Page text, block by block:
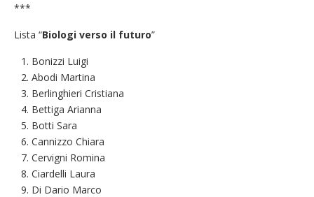
***
Lista “Biologi verso il futuro”
Bonizzi Luigi
Abodi Martina
Berlinghieri Cristiana
Bettiga Arianna
Botti Sara
Cannizzo Chiara
Cervigni Romina
Ciardelli Laura
Di Dario Marco